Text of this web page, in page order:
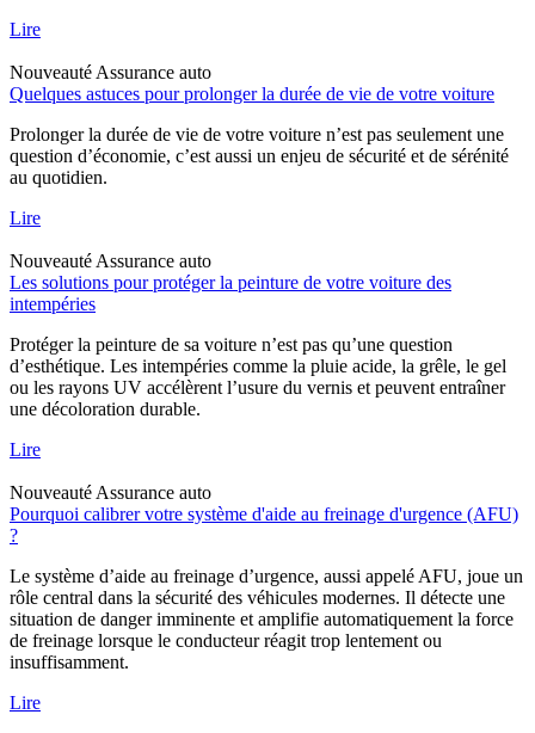
Lire
Nouveauté Assurance auto
Quelques astuces pour prolonger la durée de vie de votre voiture
Prolonger la durée de vie de votre voiture n’est pas seulement une
question d’économie, c’est aussi un enjeu de sécurité et de sérénité
au quotidien.
Lire
Nouveauté Assurance auto
Les solutions pour protéger la peinture de votre voiture des
intempéries
Protéger la peinture de sa voiture n’est pas qu’une question
d’esthétique. Les intempéries comme la pluie acide, la grêle, le gel
ou les rayons UV accélèrent l’usure du vernis et peuvent entraîner
une décoloration durable.
Lire
Nouveauté Assurance auto
Pourquoi calibrer votre système d'aide au freinage d'urgence (AFU)
?
Le système d’aide au freinage d’urgence, aussi appelé AFU, joue un
rôle central dans la sécurité des véhicules modernes. Il détecte une
situation de danger imminente et amplifie automatiquement la force
de freinage lorsque le conducteur réagit trop lentement ou
insuffisamment.
Lire